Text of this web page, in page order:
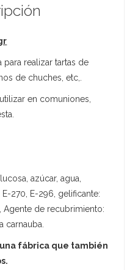
para realizar tartas de
de chuches, etc,.
en comuniones,
azúcar, agua,
270, E-296, gelificante:
Agente de recubrimiento:
carnauba.
fábrica que también